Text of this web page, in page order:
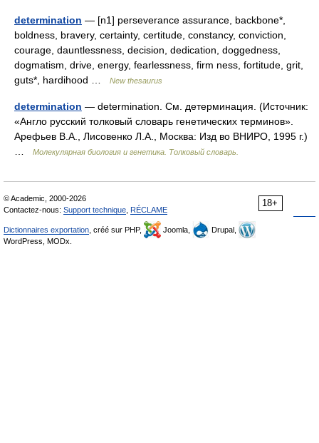
determination — [n1] perseverance assurance, backbone*,
boldness, bravery, certainty, certitude, constancy, conviction,
courage, dauntlessness, decision, dedication, doggedness,
dogmatism, drive, energy, fearlessness, firm ness, fortitude, grit,
guts*, hardihood …
New thesaurus
determination — determination. См. детерминация. (Источник:
«Англо русский толковый словарь генетических терминов».
Арефьев В.А., Лисовенко Л.А., Москва: Изд во ВНИРО, 1995 г.)
Молекулярная биология и генетика. Толковый словарь.
18+
© Academic, 2000-2026
Contactez-nous: Support technique RÉCLAME
Dictionnaires exportation , créé sur PHP, Joomla,
Drupal,
WordPress, MODx.